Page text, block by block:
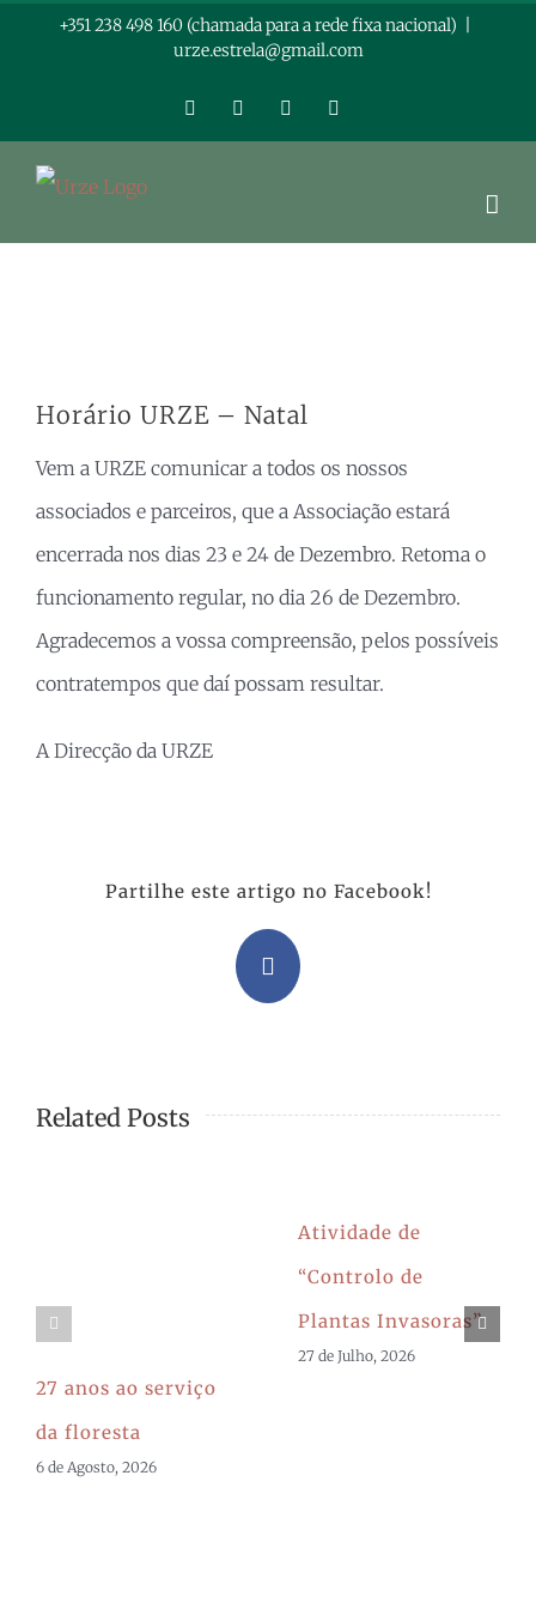
+351 238 498 160 (chamada para a rede fixa nacional)
urze.estrela@gmail.com
FacebookInstagramLinkedIn
Larger
Image
Horário URZE – Natal
Vem a URZE comunicar a todos os nossos
associados e parceiros, que a Associação estará
encerrada nos dias 23 e 24 de Dezembro. Retoma o
funcionamento regular, no dia 26 de Dezembro.
Agradecemos a vossa compreensão, pelos possíveis
contratempos que daí possam resultar.
A Direcção da URZE
Partilhe este artigo no Facebook!
Facebook
Related Posts
27 anos ao serviço
da floresta
6 de Agosto, 2026
Atividade de
“Controlo de
Plantas Invasoras”
27 de Julho, 2026